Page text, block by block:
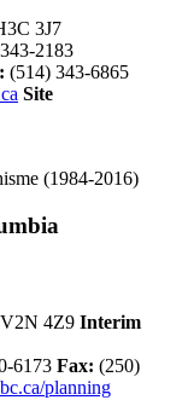
3J7
2183
: (514) 343-6865
Site
(1984-2016)
4Z9 Interim
6173 Fax: (250)
planning